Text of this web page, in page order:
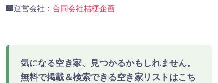
🏢運営会社： 合同会社桔梗企画
気になる空き家、見つかるかもしれません。
無料で掲載＆検索できる空き家リストはこち